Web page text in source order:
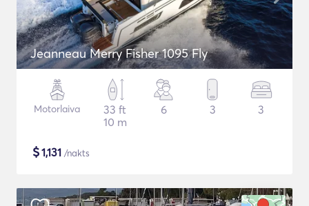
Jeanneau Merry Fisher 1095 Fly
Motorlaiva
33 ft
10 m
6 3 3
$1,131 /nakts